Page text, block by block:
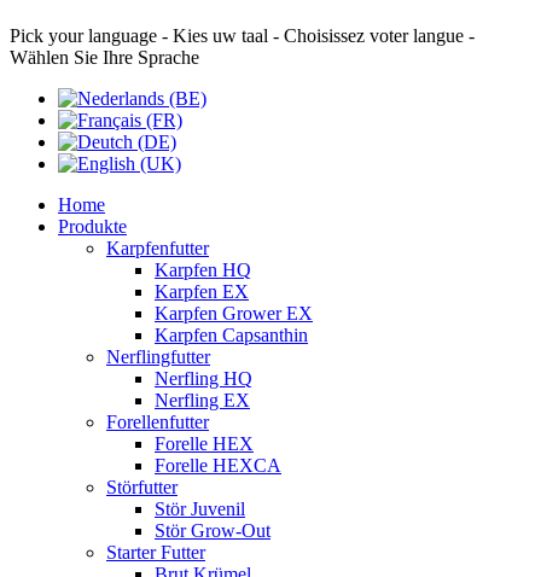
Pick your language - Kies uw taal - Choisissez voter langue -
Wählen Sie Ihre Sprache
Home
Produkte
Karpfenfutter
Karpfen HQ
Karpfen EX
Karpfen Grower EX
Karpfen Capsanthin
Nerflingfutter
Nerfling HQ
Nerfling EX
Forellenfutter
Forelle HEX
Forelle HEXCA
Störfutter
Stör Juvenil
Stör Grow-Out
Starter Futter